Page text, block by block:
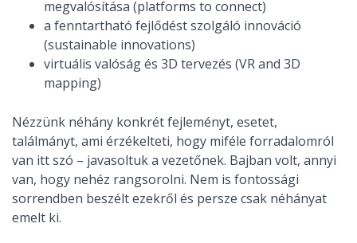
megvalósítása (platforms to connect)
a fenntartható fejlődést szolgáló innováció
(sustainable innovations)
virtuális valóság és 3D tervezés (VR and 3D
mapping)
Nézzünk néhány konkrét fejleményt, esetet,
találmányt, ami érzékelteti, hogy miféle forradalomról
van itt szó – javasoltuk a vezetőnek. Bajban volt, annyi
van, hogy nehéz rangsorolni. Nem is fontossági
sorrendben beszélt ezekről és persze csak néhányat
emelt ki.